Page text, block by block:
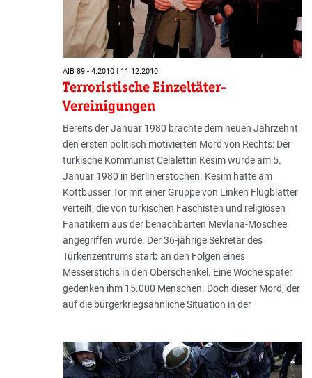
AIB 89 - 4.2010 | 11.12.2010
Terroristische Einzeltäter-
Vereinigungen
Bereits der Januar 1980 brachte dem neuen Jahrzehnt
den ersten politisch motivierten Mord von Rechts: Der
türkische Kommunist Celalettin Kesim wurde am 5.
Januar 1980 in Berlin erstochen. Kesim hatte am
Kottbusser Tor mit einer Gruppe von Linken Flugblätter
verteilt, die von türkischen Faschisten und religiösen
Fanatikern aus der benachbarten Mevlana-Moschee
angegriffen wurde. Der 36-jährige Sekretär des
Türkenzentrums starb an den Folgen eines
Messerstichs in den Oberschenkel. Eine Woche später
gedenken ihm 15.000 Menschen. Doch dieser Mord, der
auf die bürgerkriegsähnliche Situation in der